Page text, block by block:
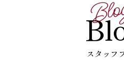
スタッフ